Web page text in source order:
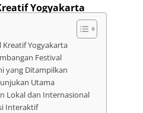
Yogyakarta
Kreatif Yogyakarta
Festival
yang Ditampilkan
Utama
Lokal dan Internasional
Interaktif